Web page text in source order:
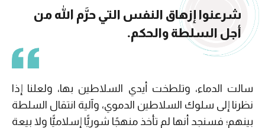
شرعنوا إزهاق النفس التي حرَّم الله من
أجل السلطة والحكم.
سالت الدماء، وتلطخت أيدي السلاطين بها، ولعلنا إذا
نظرنا إلى سلوك السلاطين الدموي، وآلية انتقال السلطة
بينهم؛ فسنجد أنها لم تأخذ منهجًا شوريًّا إسلاميًّا ولا بيعة